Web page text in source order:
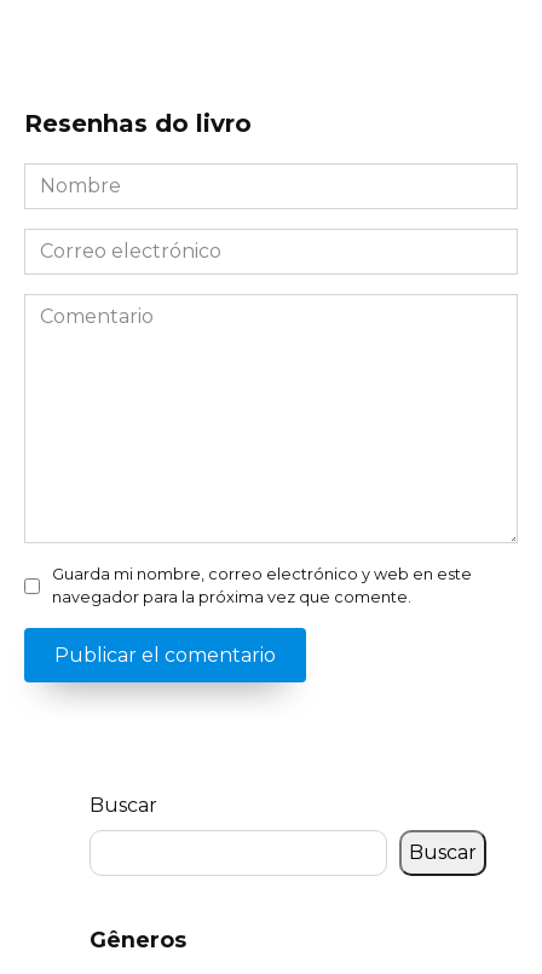
Resenhas do livro
Nombre
*
Correo
electrónico
*Comentario
Guarda mi nombre, correo electrónico y web en este
navegador para la próxima vez que comente.
Buscar
Buscar
Gêneros